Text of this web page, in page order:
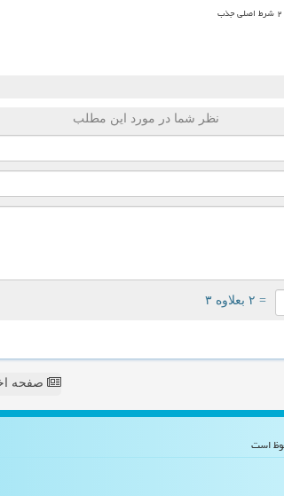
نظر شما در مورد این مطلب
= ۲ بعلاوه ۳
صفحه